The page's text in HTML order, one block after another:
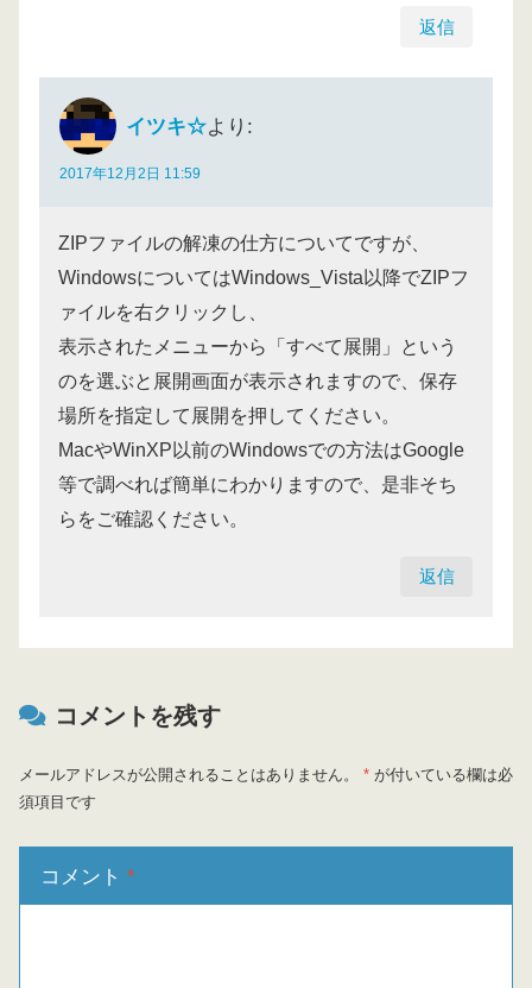
返信
イツキ☆より:
2017年12月2日 11:59
ZIPファイルの解凍の仕方についてですが、
WindowsについてはWindows_Vista以降でZIPフ
ァイルを右クリックし、
表示されたメニューから「すべて展開」という
のを選ぶと展開画面が表示されますので、保存
場所を指定して展開を押してください。
MacやWinXP以前のWindowsでの方法はGoogle
等で調べれば簡単にわかりますので、是非そち
らをご確認ください。
返信
コメントを残す
メールアドレスが公開されることはありません。 * が付いている欄は必
須項目です
コメント *